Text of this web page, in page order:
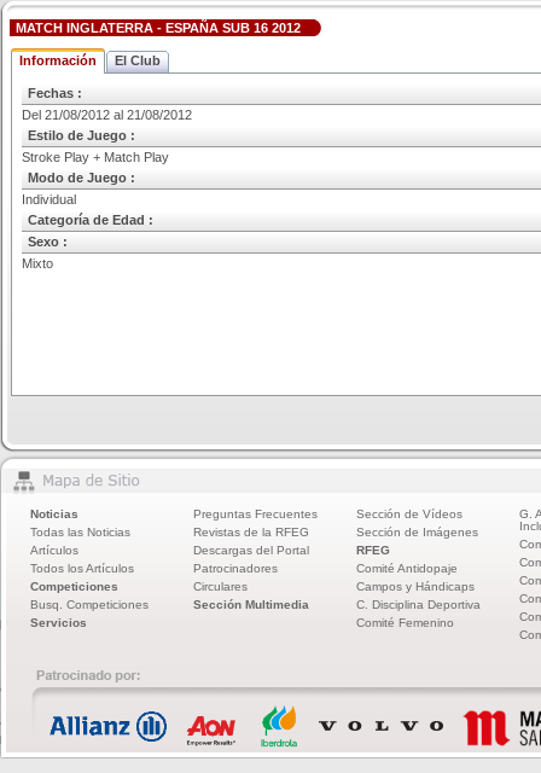
MATCH INGLATERRA - ESPAÑA SUB 16 2012
Información El Club
Fechas :
Del 21/08/2012 al 21/08/2012
Estilo de Juego :
Stroke Play + Match Play
Modo de Juego :
Individual
Categoría de Edad :
Sexo :
Mixto
Noticias
Todas las Noticias
Artículos
Todos los Artículos
Competiciones
Busq. Competiciones
Servicios
Preguntas Frecuentes
Revistas de la RFEG
Descargas del Portal
Patrocinadores
Circulares
Sección Multimedia
Sección de Vídeos
Sección de Imágenes
RFEG
Comité Antidopaje
Campos y Hándicaps
C. Disciplina Deportiva
Comité Femenino
G.